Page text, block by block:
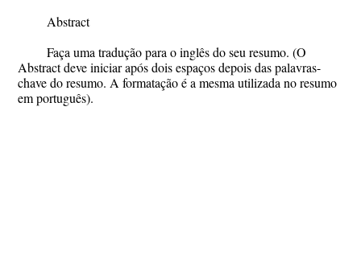
Abstract
Faça uma tradução para o inglês do seu resumo. (O
Abstract deve iniciar após dois espaços depois das palavras-
chave do resumo. A formatação é a mesma utilizada no resumo
em português).